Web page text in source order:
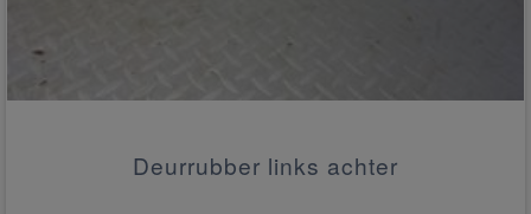
Deurrubber links achter